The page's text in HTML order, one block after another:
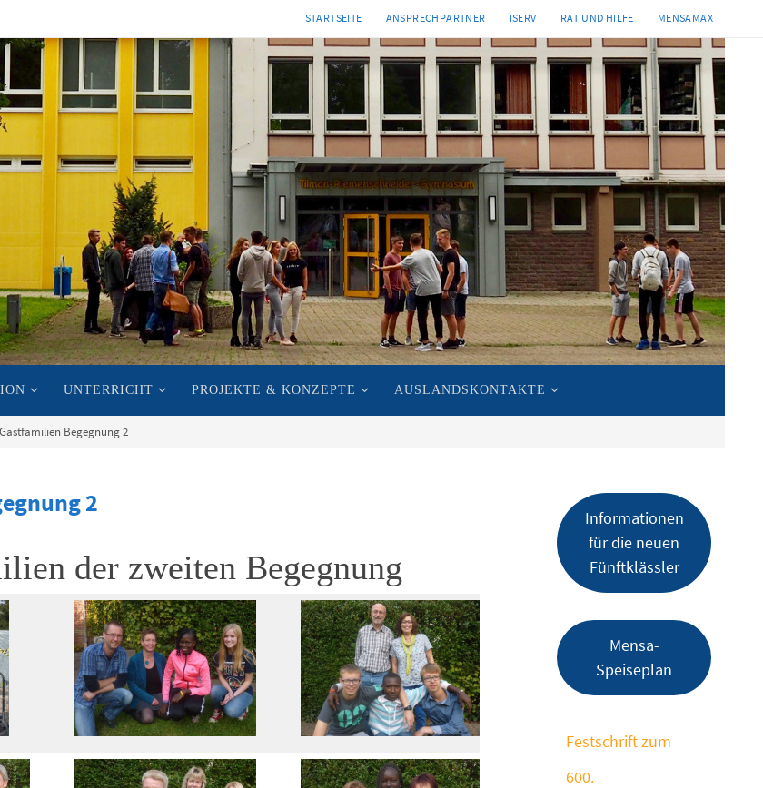
STARTSEITE ANSPRECHPARTNER ISERV RAT UND HILFE MENSAMAX
UNTERRICHT PROJEKTE & KONZEPTE AUSLANDSKONTAKTE
Gastfamilien Begegnung 2
2
der zweiten Begegnung
Informationen
für die neuen
Fünftklässler
Mensa-
Speiseplan
Festschrift zum
600.